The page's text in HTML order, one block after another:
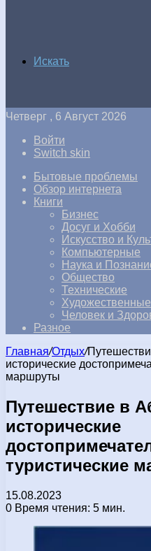
Искать
Четверг , 6 Август 2026
Войти
Switch skin
Бытовые проблемы
Обзор интернета
Книги
Бизнес
Досуг и Хобби
Искусство и
Компьютерные
Наука и
Общество
Технические
Художественные
Человек и
Разное
Главная/Отдых/
исторические
маршруты
Путешествие в
исторические
туристические
15.08.2023
0 Время чтения: 5 мин.